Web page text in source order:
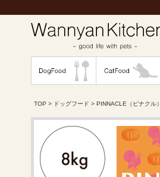
TOP > ドッグフード > PINNACLE（ピナクル）